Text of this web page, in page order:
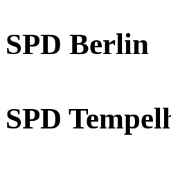
SPD Berlin
SPD